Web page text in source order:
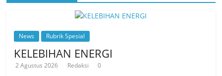
News Rubrik Spesial
KELEBIHAN ENERGI
2 Agustus 2026 Redaksi 0